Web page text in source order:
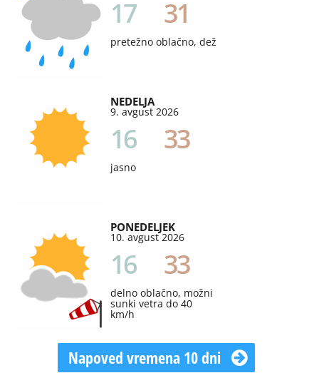
17 31
pretežno oblačno, dež
NEDELJA
9. avgust 2026
16 33
jasno
PONEDELJEK
10. avgust 2026
16 33
delno oblačno, možni
sunki vetra do 40
km/h
Napoved vremena 10 dni